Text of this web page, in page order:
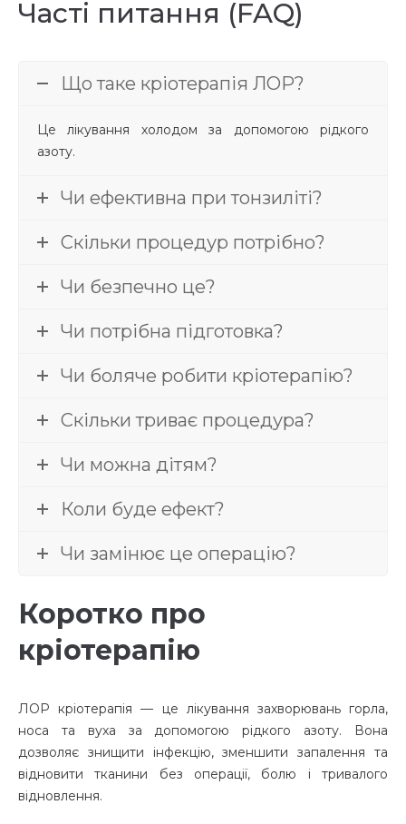
Часті питання (FAQ)
Що таке кріотерапія ЛОР?
Це лікування холодом за допомогою рідкого
азоту.
Чи ефективна при тонзиліті?
Скільки процедур потрібно?
Чи безпечно це?
Чи потрібна підготовка?
Чи боляче робити кріотерапію?
Скільки триває процедура?
Чи можна дітям?
Коли буде ефект?
Чи замінює це операцію?
Коротко про
кріотерапію
ЛОР кріотерапія — це лікування захворювань горла,
носа та вуха за допомогою рідкого азоту. Вона
дозволяє знищити інфекцію, зменшити запалення та
відновити тканини без операції, болю і тривалого
відновлення.